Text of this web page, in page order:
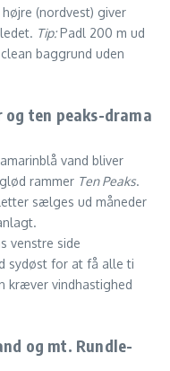
(nordvest) giver
Tip:Padl 200 m ud
baggrund uden
ten peaks-drama
vand bliver
rammer Ten Peaks.
sælges ud måneder
venstre side
sydøst for at få alle ti
kræver vindhastighed
og mt. Rundle-